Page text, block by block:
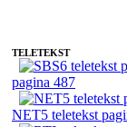
TELETEKST
pagina 487
NET5 teletekst